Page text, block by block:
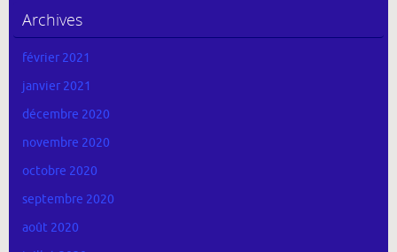
Archives
février 2021
janvier 2021
décembre 2020
novembre 2020
octobre 2020
septembre 2020
août 2020